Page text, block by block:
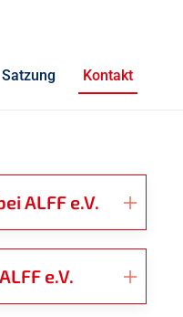
Satzung Kontakt
ALFF e.V.
e.V.